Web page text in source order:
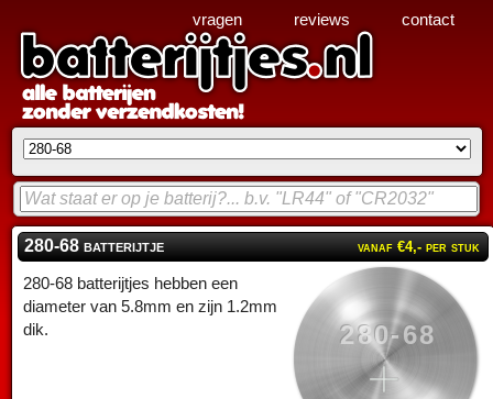
280-68 batterijtje vanaf €4,- per stuk
280-68
280-68 batterijtjes hebben een
diameter van 5.8mm en zijn 1.2mm
dik.
vragen reviews contact